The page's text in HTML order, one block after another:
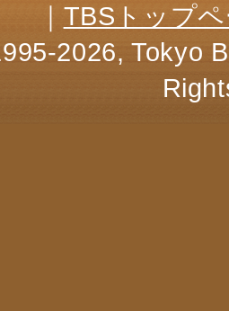
｜ TBSトップ
2026, Tokyo